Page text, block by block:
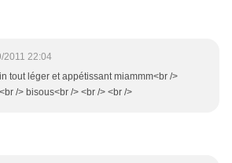
2011 22:04
tout léger et appétissant miammm<br />
/> bisous<br /> <br /> <br />